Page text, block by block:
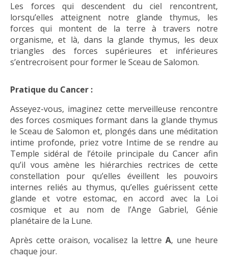
Les forces qui descendent du ciel rencontrent,
lorsqu’elles atteignent notre glande thymus, les
forces qui montent de la terre à travers notre
organisme, et là, dans la glande thymus, les deux
triangles des forces supérieures et inférieures
s’entrecroisent pour former le Sceau de Salomon.
Pratique du Cancer :
Asseyez-vous, imaginez cette merveilleuse rencontre
des forces cosmiques formant dans la glande thymus
le Sceau de Salomon et, plongés dans une méditation
intime profonde, priez votre Intime de se rendre au
Temple sidéral de l’étoile principale du Cancer afin
qu’il vous amène les hiérarchies rectrices de cette
constellation pour qu’elles éveillent les pouvoirs
internes reliés au thymus, qu’elles guérissent cette
glande et votre estomac, en accord avec la Loi
cosmique et au nom de l’Ange Gabriel, Génie
planétaire de la Lune.
Après cette oraison, vocalisez la lettreA, une heure
chaque jour.